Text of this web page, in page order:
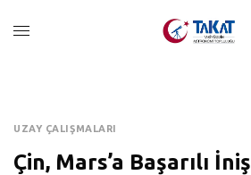
UZAY ÇALIŞMALARI
Çin, Mars’a Başarılı İniş